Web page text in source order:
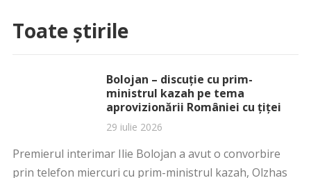
Toate știrile
Bolojan – discuţie cu prim-
ministrul kazah pe tema
aprovizionării României cu ţiţei
29 iulie 2026
Premierul interimar Ilie Bolojan a avut o convorbire
prin telefon miercuri cu prim-ministrul kazah, Olzhas